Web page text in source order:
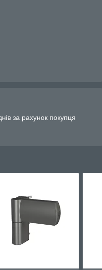
за рахунок покупця